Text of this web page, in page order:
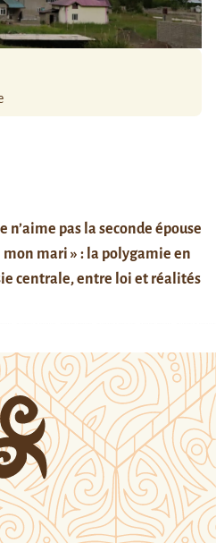
n’aime pas la seconde épouse
mon mari » : la polygamie en
centrale, entre loi et réalités